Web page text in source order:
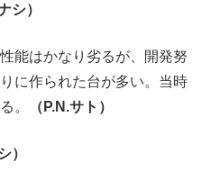
シ）
能はかなり劣るが、開発努
に作られた台が多い。当時
。
（P.N.サト）
）